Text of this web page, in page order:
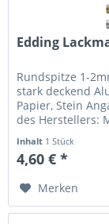
Edding
Rundspitze 1-
stark deckend
Papier, Stein
des Herstellers:
Inhalt 1 Stück
4,60 € *
Merken